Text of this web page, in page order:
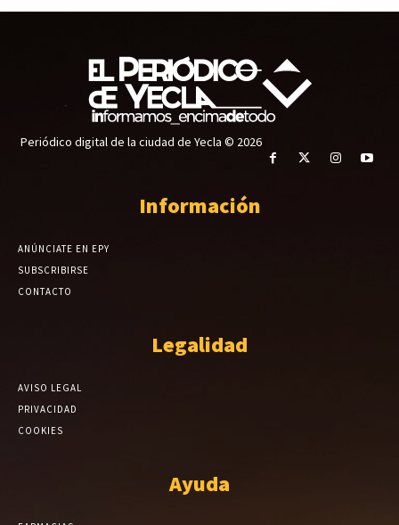
Periódico digital de la ciudad de Yecla © 2026
Información
ANÚNCIATE EN EPY
SUBSCRIBIRSE
CONTACTO
Legalidad
AVISO LEGAL
PRIVACIDAD
COOKIES
Ayuda